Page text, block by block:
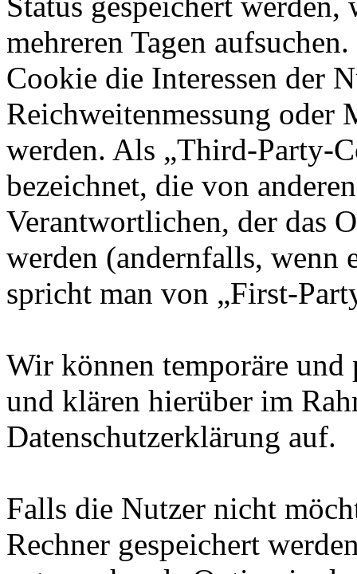
mehreren Tagen
Cookie die Interessen der
Reichweitenmessung oder
werden. Als „Third-Party-
bezeichnet, die von
Verantwortlichen, der das
werden (andernfalls, wenn
spricht man von „First-
Wir können temporäre und
und klären hierüber im
Datenschutzerklärung auf.
Falls die Nutzer nicht
Rechner gespeichert